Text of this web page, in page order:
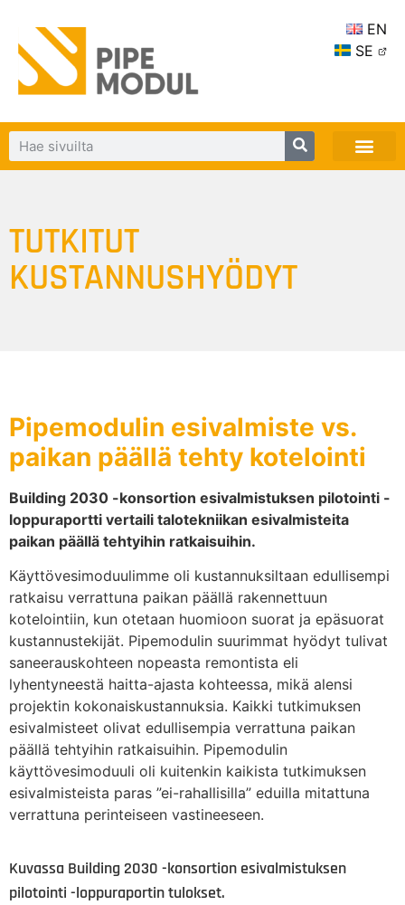
EN
SE
TUTKITUT
KUSTANNUSHYÖDYT
Pipemodulin esivalmiste vs.
paikan päällä tehty kotelointi
Building 2030 -konsortion esivalmistuksen pilotointi -
loppuraportti vertaili talotekniikan esivalmisteita
paikan päällä tehtyihin ratkaisuihin.
Käyttövesimoduulimme oli kustannuksiltaan edullisempi
ratkaisu verrattuna paikan päällä rakennettuun
kotelointiin, kun otetaan huomioon suorat ja epäsuorat
kustannustekijät. Pipemodulin suurimmat hyödyt tulivat
saneerauskohteen nopeasta remontista eli
lyhentyneestä haitta-ajasta kohteessa, mikä alensi
projektin kokonaiskustannuksia. Kaikki tutkimuksen
esivalmisteet olivat edullisempia verrattuna paikan
päällä tehtyihin ratkaisuihin. Pipemodulin
käyttövesimoduuli oli kuitenkin kaikista tutkimuksen
esivalmisteista paras ”ei-rahallisilla” eduilla mitattuna
verrattuna perinteiseen vastineeseen.
Kuvassa Building 2030 -konsortion esivalmistuksen
pilotointi -loppuraportin tulokset.